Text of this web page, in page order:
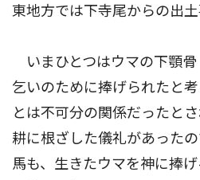
東地方では下寺尾からの出土
いまひとつはウマの下顎
乞いのために捧げられたと
とは不可分の関係だったと
耕に根ざした儀礼があった
馬も、生きたウマを神に捧